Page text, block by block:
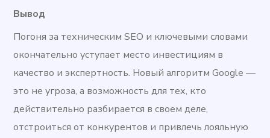
Вывод
Погоня за техническим SEO и ключевыми словами
окончательно уступает место инвестициям в
качество и экспертность. Новый алгоритм Google —
это не угроза, а возможность для тех, кто
действительно разбирается в своем деле,
отстроиться от конкурентов и привлечь лояльную